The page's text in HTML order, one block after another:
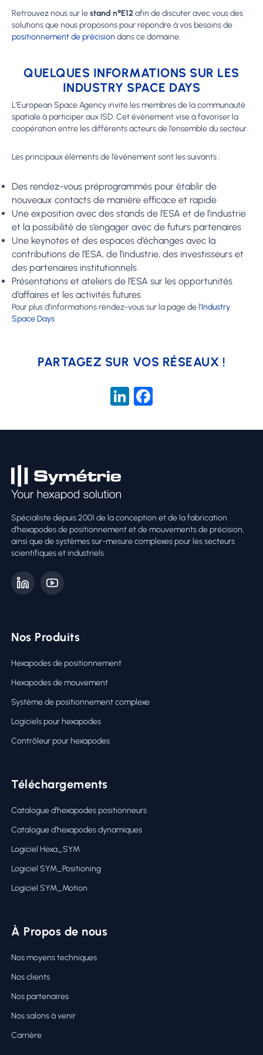
Retrouvez nous sur lestand n°E12afin de discuter avec vous des
solutions que nous proposons pour répondre à vos besoins de
positionnement de précision dans ce domaine.
QUELQUES INFORMATIONS SUR LES
INDUSTRY SPACE DAYS
L’European Space Agency invite les membres de la communauté
spatiale à participer aux ISD. Cet évènement vise à favoriser la
coopération entre les différents acteurs de l’ensemble du secteur.
Les principaux éléments de l’événement sont les suivants :
Des rendez-vous préprogrammés pour établir de
nouveaux contacts de manière efficace et rapide
Une exposition avec des stands de l’ESA et de l’industrie
et la possibilité de s’engager avec de futurs partenaires
Une keynotes et des espaces d’échanges avec la
contributions de l’ESA, de l’industrie, des investisseurs et
des partenaires institutionnels
Présentations et ateliers de l’ESA sur les opportunités
d’affaires et les activités futures
Pour plus d’informations rendez-vous sur la page de l’Industry
Space Days
PARTAGEZ SUR VOS RÉSEAUX !
LinkedIn
Spécialiste depuis 2001 de la conception et de la fabrication
d’hexapodes de positionnement et de mouvements de précision,
ainsi que de systèmes sur-mesure complexes pour les secteurs
scientifiques et industriels
Nos Produits
Hexapodes de positionnement
Hexapodes de mouvement
Système de positionnement complexe
Logiciels pour hexapodes
Contrôleur pour hexapodes
Téléchargements
Catalogue d’hexapodes positionneurs
Catalogue d’hexapodes dynamiques
Logiciel Hexa_SYM
Logiciel SYM_Positioning
Logiciel SYM_Motion
À Propos de nous
Nos moyens techniques
Nos clients
Nos partenaires
Nos salons à venir
Carrière